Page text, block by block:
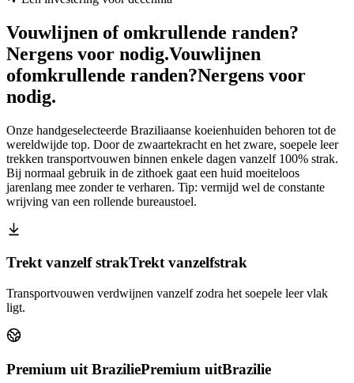
Vouwlijnen of omkrullende randen?
Nergens voor nodig.Vouwlijnen
ofomkrullende randen?Nergens voor
nodig.
Onze handgeselecteerde Braziliaanse koeienhuiden behoren tot de
wereldwijde top. Door de zwaartekracht en het zware, soepele leer
trekken transportvouwen binnen enkele dagen vanzelf 100% strak.
Bij normaal gebruik in de zithoek gaat een huid moeiteloos
jarenlang mee zonder te verharen. Tip: vermijd wel de constante
wrijving van een rollende bureaustoel.
Trekt vanzelf strakTrekt vanzelfstrak
Transportvouwen verdwijnen vanzelf zodra het soepele leer vlak
ligt.
Premium uit BraziliePremium uitBrazilie